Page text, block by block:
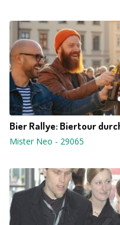
Bier Rallye: Biertour
Mister Neo - 29065